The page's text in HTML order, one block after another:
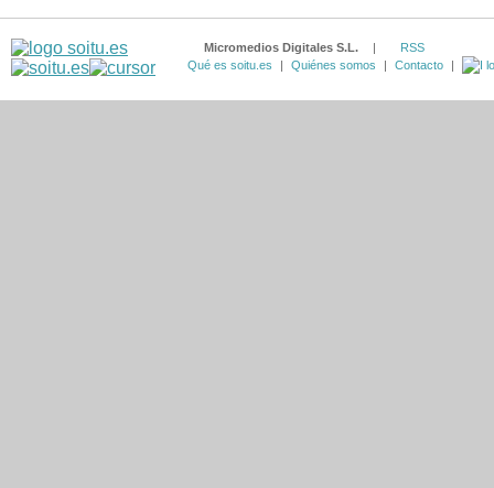
Micromedios Digitales S.L. |
RSS
Qué es soitu.es
| Quiénes somos | Contacto |